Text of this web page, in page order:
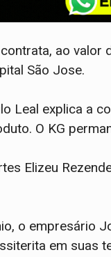
ao valor
São Jose.
Leal explica a
O KG
Elizeu
o empresário
em suas